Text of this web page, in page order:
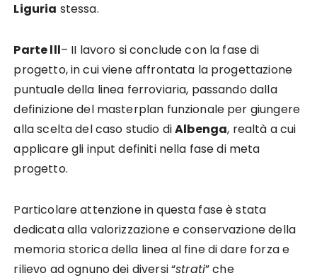
Liguria stessa.
Parte lll– II lavoro si conclude con la fase di
progetto, in cui viene affrontata la progettazione
puntuale della linea ferroviaria, passando dalla
definizione del masterplan funzionale per giungere
alla scelta del caso studio diAlbenga, realtà a cui
applicare gli input definiti nella fase di meta
progetto.
Particolare attenzione in questa fase è stata
dedicata alla valorizzazione e conservazione della
memoria storica della linea al fine di dare forza e
rilievo ad ognuno dei diversi “strati” che